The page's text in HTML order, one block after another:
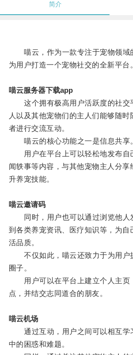
简介
喵云，作为一款专注于宠物领域
为用户打造一个宠物社交的全新平台。
喵云服务器下载app
这个拥有极高用户活跃度的社交
人以及其他宠物们的主人们能够随
者进行交流互动。
喵云的核心功能之一是信息共享
用户在平台上可以轻松地发布自
闻轶事等内容，与其他宠物主人分享
升养宠技能。
喵云邀请码
同时，用户也可以通过浏览他人
到各类养宠资讯、医疗知识等，为自
活品质。
不仅如此，喵云还致力于为用户
圈子。
用户可以在平台上建立个人主页
点，并结交志同道合的朋友。
喵云机场
通过互动，用户之间可以相互学
中的困惑和难题。